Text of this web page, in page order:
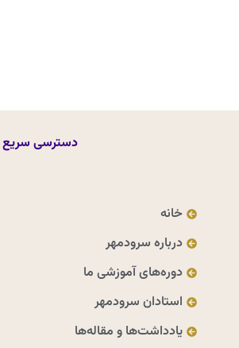
دسترسی سریع
خانه
درباره سرودمهر
دوره‌های آموزشی ما
استادان سرودمهر
یادداشت‌ها و مقاله‌ها